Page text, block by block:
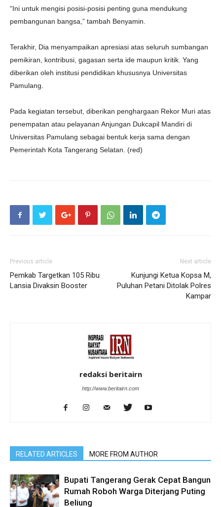
“Ini untuk mengisi posisi-posisi penting guna mendukung
pembangunan bangsa,” tambah Benyamin.
Terakhir, Dia menyampaikan apresiasi atas seluruh sumbangan
pemikiran, kontribusi, gagasan serta ide maupun kritik. Yang
diberikan oleh institusi pendidikan khususnya Universitas
Pamulang.
Pada kegiatan tersebut, diberikan penghargaan Rekor Muri atas
penempatan atau pelayanan Anjungan Dukcapil Mandiri di
Universitas Pamulang sebagai bentuk kerja sama dengan
Pemerintah Kota Tangerang Selatan. (red)
Previous article
Pemkab Targetkan 105 Ribu
Lansia Divaksin Booster
Next article
Kunjungi Ketua Kopsa M,
Puluhan Petani Ditolak Polres
Kampar
redaksi beritairn
http://www.beritairn.com
RELATED ARTICLES MORE FROM AUTHOR
Bupati Tangerang Gerak Cepat Bangun
Rumah Roboh Warga Diterjang Puting
Beliung